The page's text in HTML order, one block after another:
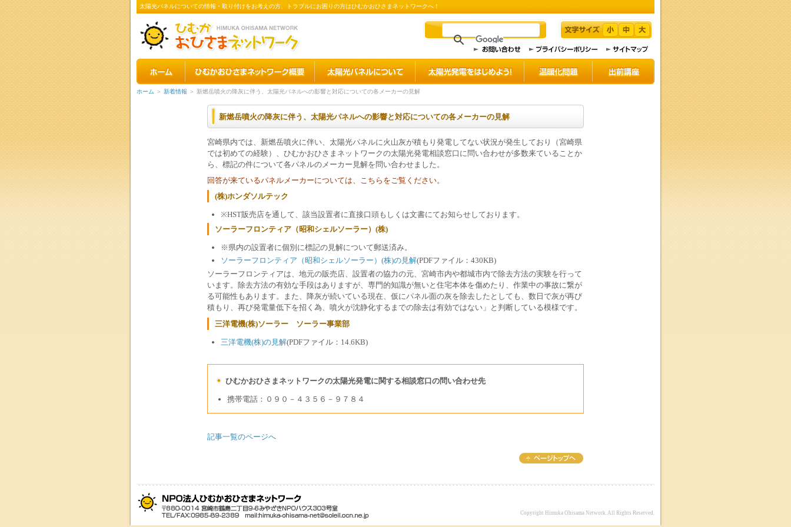
太陽光パネルについての情報・取り付けをお考えの方、トラブルにお困りの方はひむかおひさまネットワークへ！
ホーム ＞ 新着情報 ＞ 新燃岳噴火の降灰に伴う、太陽光パネルへの影響と対応についての各メーカーの見解
新燃岳噴火の降灰に伴う、太陽光パネルへの影響と対応についての各メーカーの見解
宮崎県内では、新燃岳噴火に伴い、太陽光パネルに火山灰が積もり発電してない状況が発生しており（宮崎県
では初めての経験）、ひむかおひさまネットワークの太陽光発電相談窓口に問い合わせが多数来ていることか
ら、標記の件について各パネルのメーカー見解を問い合わせました。
回答が来ているパネルメーカーについては、こちらをご覧ください。
(株)ホンダソルテック
※HST販売店を通して、該当設置者に直接口頭もしくは文書にてお知らせしております。
ソーラーフロンティア（昭和シェルソーラー）(株)
※県内の設置者に個別に標記の見解について郵送済み。
ソーラーフロンティア（昭和シェルソーラー）(株)の見解(PDFファイル：430KB)
ソーラーフロンティアは、地元の販売店、設置者の協力の元、宮崎市内や都城市内で除去方法の実験を行って
います。除去方法の有効な手段はありますが、専門的知識が無いと住宅本体を傷めたり、作業中の事故に繋が
る可能性もあります。また、降灰が続いている現在、仮にパネル面の灰を除去したとしても、数日で灰が再び
積もり、再び発電量低下を招く為、噴火が沈静化するまでの除去は有効ではない」と判断している模様です。
三洋電機(株)ソーラー ソーラー事業部
三洋電機(株)の見解(PDFファイル：14.6KB)
ひむかおひさまネットワークの太陽光発電に関する相談窓口の問い合わせ先
携帯電話：０９０－４３５６－９７８４
記事一覧のページへ
Copyright Himuka Ohisama Network. All Rights Reserved.